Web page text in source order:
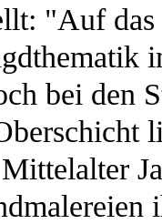
"Auf das
bei den